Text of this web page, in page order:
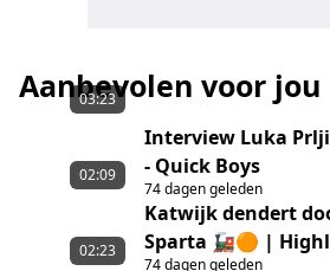
Aanbevolen voor jou
03:23
Interview Luka
- Quick Boys
74 dagen geleden
02:09
Katwijk dendert
Sparta 🚂🟠 |
74 dagen geleden
02:23